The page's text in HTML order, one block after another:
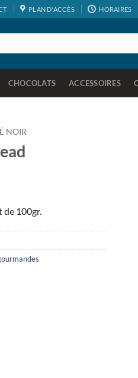
PLAN D'ACCÈS HORAIRES
CHOCOLATS ACCESSOIRES
NOIR
100gr.